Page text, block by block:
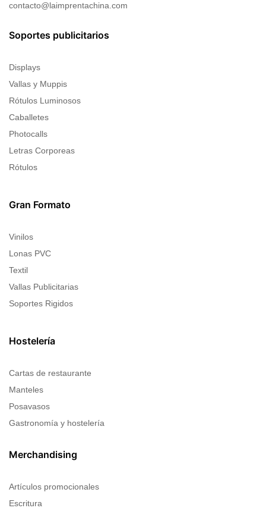
contacto@laimprentachina.com
Soportes publicitarios
Displays
Vallas y Muppis
Rótulos Luminosos
Caballetes
Photocalls
Letras Corporeas
Rótulos
Gran Formato
Vinilos
Lonas PVC
Textil
Vallas Publicitarias
Soportes Rigidos
Hostelería
Cartas de restaurante
Manteles
Posavasos
Gastronomía y hostelería
Merchandising
Artículos promocionales
Escritura